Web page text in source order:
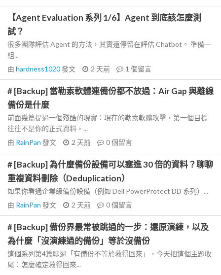
【Agent Evaluation 系列 1/6】Agent 到底該怎麼測
試？
很多團隊評估 Agent 的方法，其實還停留在評估 Chatbot。 準備一
組...
由 hardness1020發文 2 天前 1 個留言
# [Backup] 當勒索軟體連備份都不放過：Air Gap 與離線
備份是什麼
前面幾篇提過一個殘酷的現實：現在的勒索軟體攻擊，第一個目標
往往不是你的正式資料，...
由 RainPan 發文 2 天前 0個留言
# [Backup] 為什麼備份設備可以塞進 30 倍的資料？聊聊
重複資料刪除（Deduplication）
如果你看過企業級備份設備（例如 Dell PowerProtect DD 系列）...
由 RainPan 發文 2 天前 0個留言
# [Backup] 備份界最常被跳過的一步：還原演練，以及
為什麼「沒演練過的備份」等於沒備份
這個系列第4篇聊過「有備份不等於救得回來」，今天把這個主題收
尾：怎麼確定救得回來...